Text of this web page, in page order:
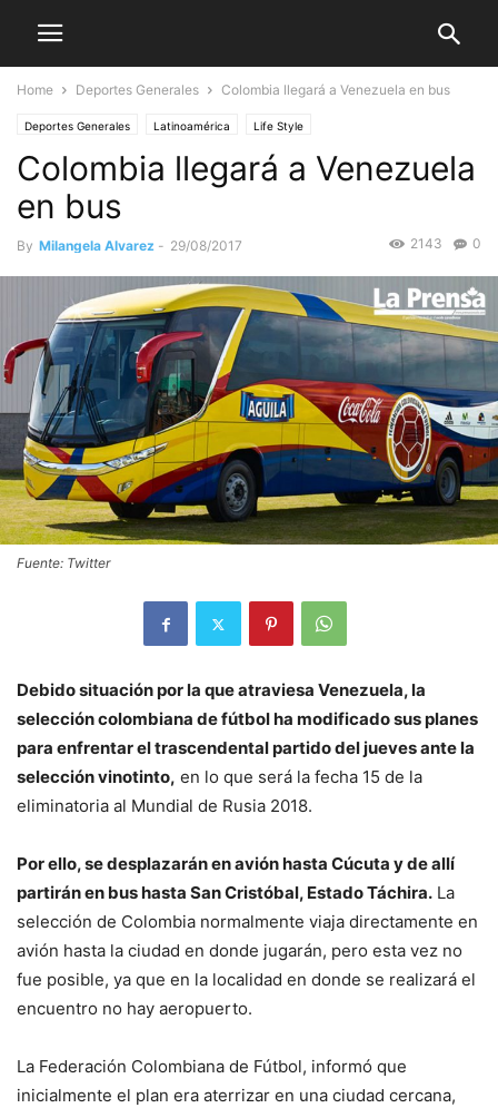
Home Deportes Generales Colombia llegará a Venezuela en bus
Deportes Generales Latinoamérica Life Style
Colombia llegará a Venezuela
en bus
By Milangela Alvarez - 29/08/2017 0
2143
Fuente: Twitter
Debido situación por la que atraviesa Venezuela, la
selección colombiana de fútbol ha modificado sus planes
para enfrentar el trascendental partido del jueves ante la
selección vinotinto, en lo que será la fecha 15 de la
eliminatoria al Mundial de Rusia 2018.
Por ello, se desplazarán en avión hasta Cúcuta y de allí
partirán en bus hasta San Cristóbal, Estado Táchira. La
selección de Colombia normalmente viaja directamente en
avión hasta la ciudad en donde jugarán, pero esta vez no
fue posible, ya que en la localidad en donde se realizará el
encuentro no hay aeropuerto.
La Federación Colombiana de Fútbol, informó que
inicialmente el plan era aterrizar en una ciudad cercana,